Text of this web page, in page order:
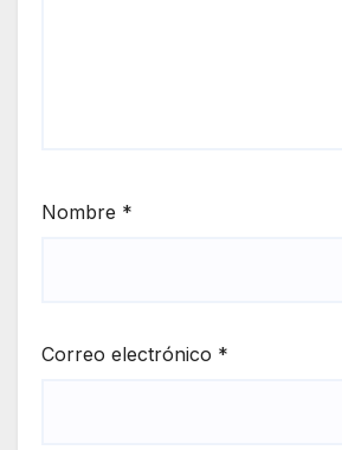
Nombre *
Correo electrónico *